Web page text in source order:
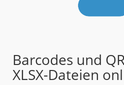
Barcodes und
XLSX-Dateien